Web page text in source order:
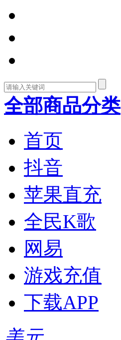
全部商品分类
首页
抖音
苹果直充
全民K歌
网易
游戏充值
下载APP